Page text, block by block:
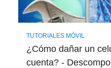
TUTORIALES MÓVIL
¿Cómo dañar un
cuenta? -